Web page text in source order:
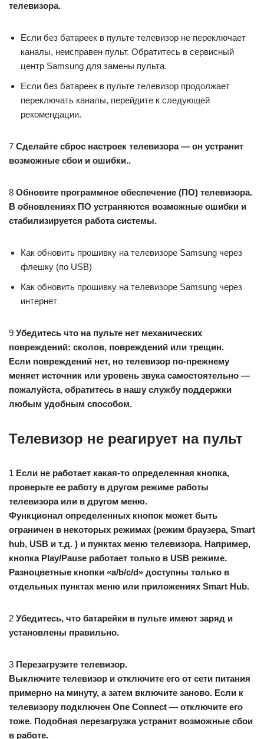
телевизора.
Если без батареек в пульте телевизор не переключает
каналы, неисправен пульт. Обратитесь в сервисный
центр Samsung для замены пульта.
Если без батареек в пульте телевизор продолжает
переключать каналы, перейдите к следующей
рекомендации.
7 Сделайте сброс настроек телевизора — он устранит
возможные сбои и ошибки..
8 Обновите программное обеспечение (ПО) телевизора.
В обновлениях ПО устраняются возможные ошибки и
стабилизируется работа системы.
Как обновить прошивку на телевизоре Samsung через
флешку (по USB)
Как обновить прошивку на телевизоре Samsung через
интернет
9 Убедитесь что на пульте нет механических
повреждений: сколов, повреждений или трещин.
Если повреждений нет, но телевизор по-прежнему
меняет источник или уровень звука самостоятельно —
пожалуйста, обратитесь в нашу службу поддержки
любым удобным способом.
Телевизор не реагирует на пульт
1 Если не работает какая-то определенная кнопка,
проверьте ее работу в другом режиме работы
телевизора или в другом меню.
Функционал определенных кнопок может быть
ограничен в некоторых режимах (режим браузера, Smart
hub, USB и т.д. ) и пунктах меню телевизора. Например,
кнопка Play/Pause работает только в USB режиме.
Разноцветные кнопки «a/b/c/d» доступны только в
отдельных пунктах меню или приложениях Smart Hub.
2 Убедитесь, что батарейки в пульте имеют заряд и
установлены правильно.
3 Перезагрузите телевизор.
Выключите телевизор и отключите его от сети питания
примерно на минуту, а затем включите заново. Если к
телевизору подключен One Connect — отключите его
тоже. Подобная перезагрузка устранит возможные сбои
в работе.